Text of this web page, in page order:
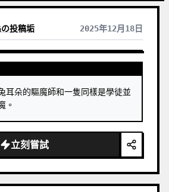
投稿垢 2025年12月18日
耳朵的驅魔師和一隻同樣是學徒並
。
立刻嘗試